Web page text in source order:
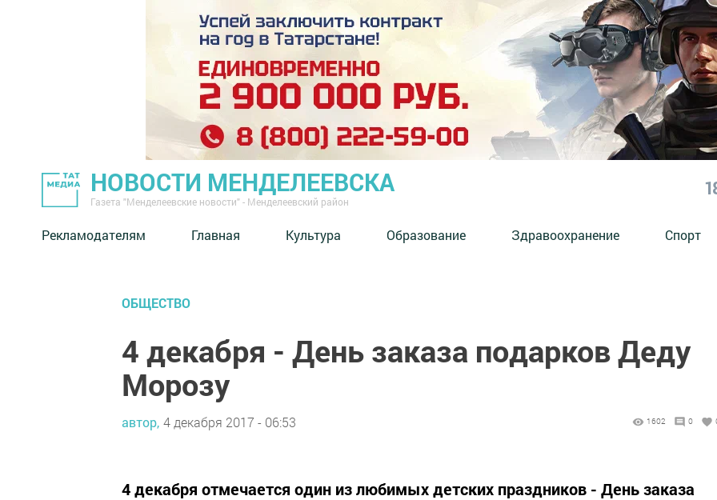
НОВОСТИ МЕНДЕЛЕЕВСКА
Газета "Менделеевские новости" - Менделеевский район
Рекламодателям Главная Культура Образование Здравоохранение Спорт
ОБЩЕСТВО
4 декабря - День заказа подарков Деду
Морозу
автор, 4 декабря 2017 - 06:53 1602 0
4 декабря отмечается один из любимых детских праздников - День заказа